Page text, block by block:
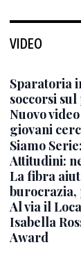
VIDEO
Sparatoria
soccorsi sul
Nuovo
giovani
Siamo
Attitudini:
La fibra
burocrazia,
Al via il
Isabella
Award